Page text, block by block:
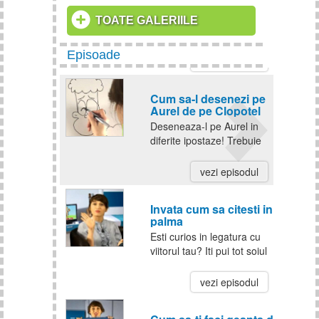
TOATE GALERIILE
Episoade
voastre si va multumesc
ca ati participat! Felicitari!
In mai putin de o
saptamana vine
Halloween-ul! Am pregatit
sarbatoare un machiaj
mers la o petrecere de
Halloween.
vezi episodul
Cum sa-l desenezi pe
Aurel de pe Clopotel
Deseneaza-l pe Aurel in
diferite ipostaze! Trebuie
sprancenelor, forma
ochilor si forma gurii si va
Invata cum!
vezi episodul
Invata cum sa citesti in
palma
Esti curios in legatura cu
viitorul tau? Iti pui tot soiul
la tine in palma! Invata de
la Alice cum sa citesti in
vezi episodul